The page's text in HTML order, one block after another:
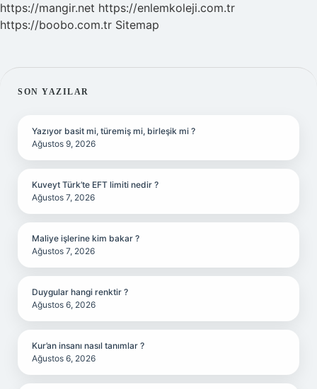
https://mangir.net https://enlemkoleji.com.tr
https://boobo.com.tr Sitemap
SIDEBAR
SON YAZILAR
Yazıyor basit mi, türemiş mi, birleşik mi ?
Ağustos 9, 2026
Kuveyt Türk’te EFT limiti nedir ?
Ağustos 7, 2026
Maliye işlerine kim bakar ?
Ağustos 7, 2026
Duygular hangi renktir ?
Ağustos 6, 2026
Kur’an insanı nasıl tanımlar ?
Ağustos 6, 2026